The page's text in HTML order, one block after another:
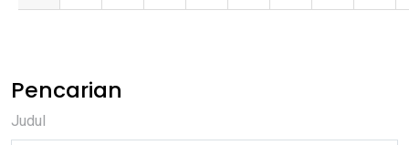
Pencarian
Judul